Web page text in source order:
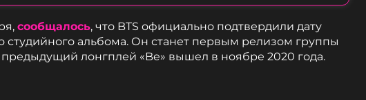
сообщалось, что BTS официально подтвердили дату
студийного альбома. Он станет первым релизом группы
предыдущий лонгплей «Be» вышел в ноябре 2020 года.